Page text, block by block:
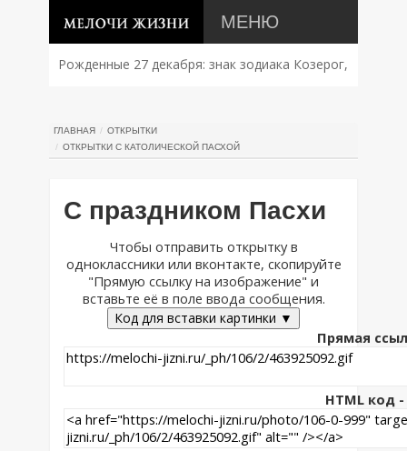
МЕНЮ
Рожденные 27 декабря: знак зодиака Козерог,
ГЛАВНАЯ
ОТКРЫТКИ
ОТКРЫТКИ С КАТОЛИЧЕСКОЙ ПАСХОЙ
С праздником Пасхи
Чтобы отправить открытку в
одноклассники или вконтакте, скопируйте
"Прямую ссылку на изображение" и
вставьте её в поле ввода сообщения.
Код для вставки картинки ▼
Прямая
HTML код